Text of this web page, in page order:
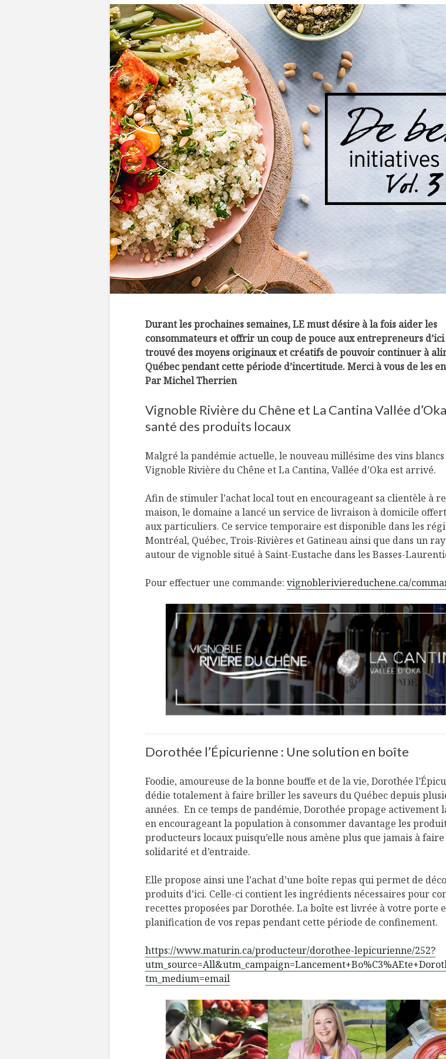
Durant les prochaines semaines, LE must désire à la fois aider les
consommateurs et offrir un coup de pouce aux entrepreneurs
trouvé des moyens originaux et créatifs de pouvoir continuer à
Québec pendant cette période d’incertitude. Merci à vous de les
Par Michel Therrien
Vignoble Rivière du Chêne et La Cantina Vallée
santé des produits locaux
Malgré la pandémie actuelle, le nouveau millésime des vins blancs
Vignoble Rivière du Chêne et La Cantina, Vallée d’Oka est arrivé.
Afin de stimuler l’achat local tout en encourageant sa clientèle à
maison, le domaine a lancé un service de livraison à domicile
aux particuliers. Ce service temporaire est disponible dans les
Montréal, Québec, Trois-Rivières et Gatineau ainsi que dans un
autour de vignoble situé à Saint-Eustache dans les Basses-
Pour effectuer une commande: vignobleriviereduchene.ca/
Dorothée l’Épicurienne : Une solution en boîte
Foodie, amoureuse de la bonne bouffe et de la vie, Dorothée
dédie totalement à faire briller les saveurs du Québec depuis
années. En ce temps de pandémie, Dorothée propage activement
en encourageant la population à consommer davantage les
producteurs locaux puisqu’elle nous amène plus que jamais à
solidarité et d’entraide.
Elle propose ainsi une l’achat d’une boîte repas qui permet de
produits d’ici. Celle-ci contient les ingrédients nécessaires pour
recettes proposées par Dorothée. La boîte est livrée à votre porte
planification de vos repas pendant cette période de confinement.
https://www.maturin.ca/producteur/dorothee-lepicurienne/252?
tm_medium=email
Manger des fraises
locales en plein hiver :
4 recettes pour les
intégrer à vos repas
cet hiver
11 janvier 2022
Evive lance un défi
santé pour motiver
ses consommateurs à
tenir leurs
résolutions
11 janvier 2022
Marianne allient
santé et plaisir
Les spiritueux des
Cantons-de-l’Est